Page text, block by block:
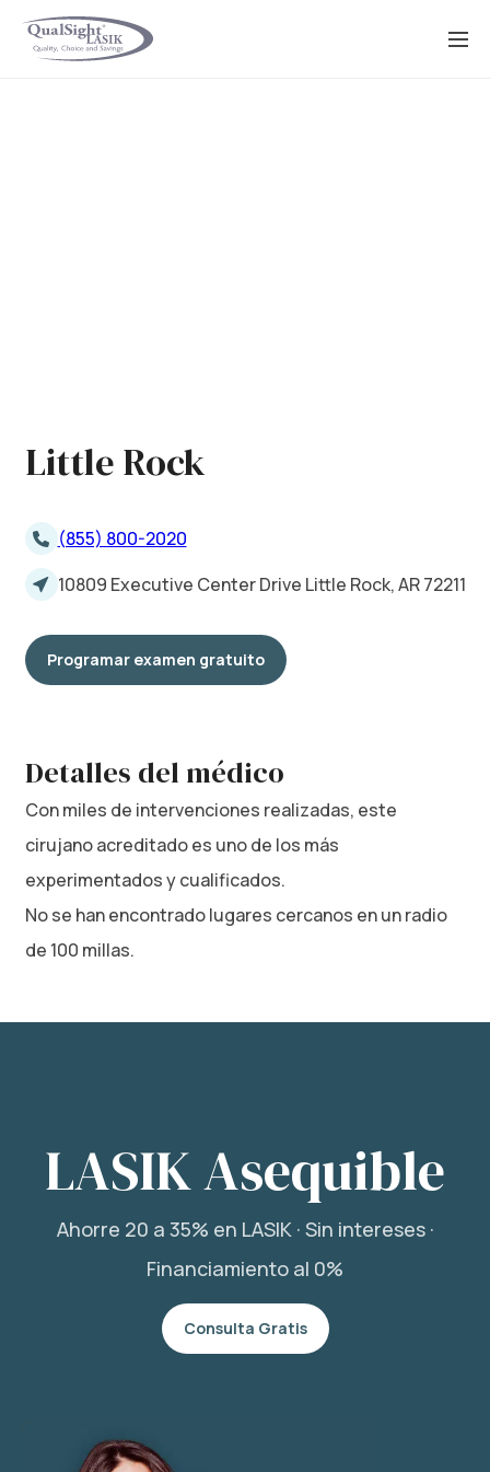
Saltar
Little Rock
(855) 800-2020
10809 Executive Center Drive Little Rock, AR 72211
Programar examen gratuito
Detalles del médico
Con miles de intervenciones realizadas, este
cirujano acreditado es uno de los más
experimentados y cualificados.
No se han encontrado lugares cercanos en un radio
de 100 millas.
LASIK Asequible
Ahorre 20 a 35% en LASIK · Sin intereses ·
Financiamiento al 0%
Consulta Gratis